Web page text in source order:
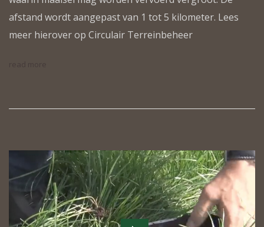
afstand wordt aangepast van 1 tot 5 kilometer. Lees
meer hierover op Circulair Terreinbeheer